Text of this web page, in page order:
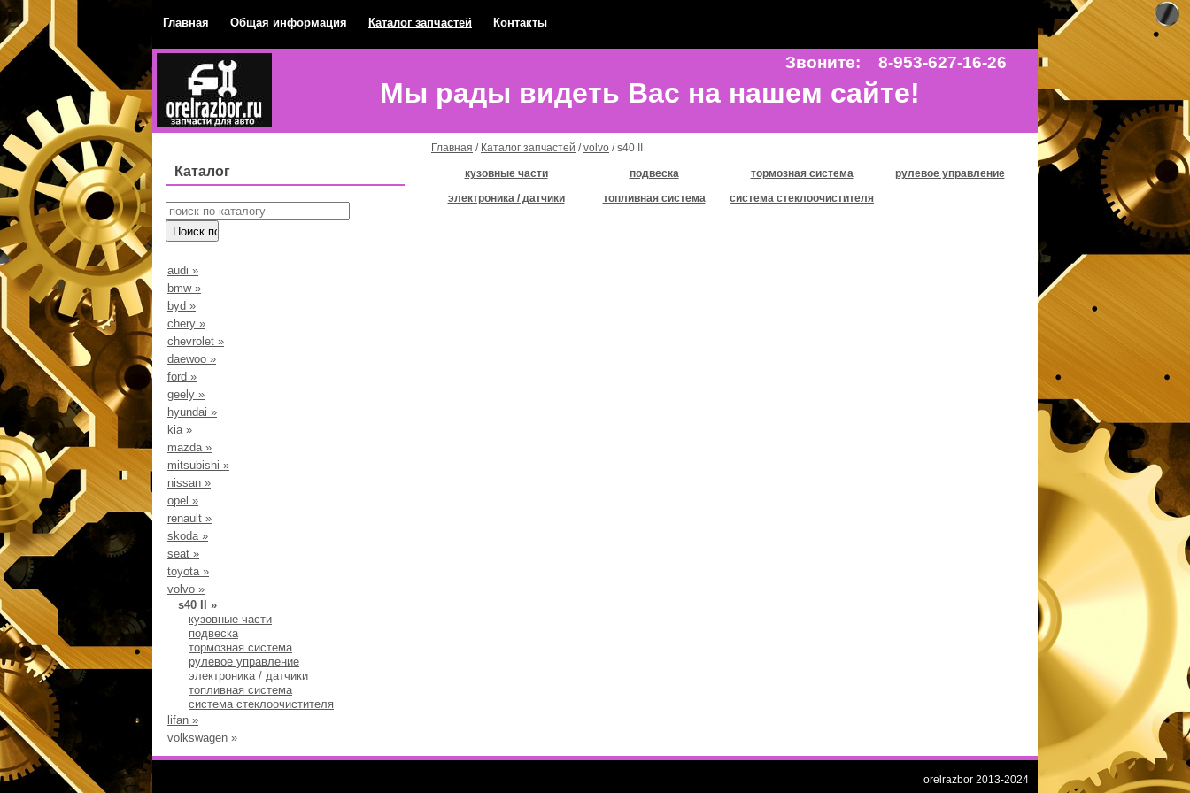
Главная Общая информация Каталог запчастей Контакты
Звоните: 8-953-627-16-26
Мы рады видеть Вас на нашем сайте!
Каталог
audi »
bmw»
byd »
chery »
chevrolet »
daewoo »
ford »
geely »
hyundai »
kia»
mazda»
mitsubishi »
nissan »
opel »
renault »
skoda»
seat »
toyota»
volvo »
s40 II
»
кузовные части
подвеска
тормозная система
рулевое управление
электроника / датчики
топливная система
система стеклоочистителя
lifan »
volkswagen »
Главная / Каталог запчастей /volvo / s40 II
кузовные части подвеска тормозная система
рулевое управление
электроника / датчики
топливная система система стеклоочистителя
orelrazbor 2013-2024